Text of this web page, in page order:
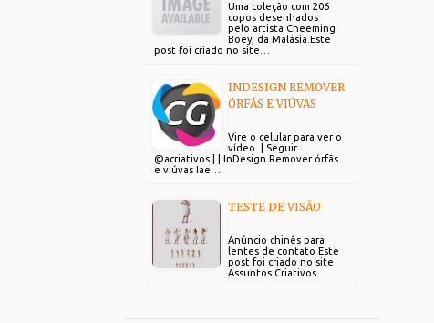
Uma coleção com 206
copos desenhados
pelo artista Cheeming
Boey, da Malásia.Este
post foi criado no site…
INDESIGN REMOVER
ÓRFÃS E VIÚVAS
Vire o celular para ver o
vídeo. | Seguir
@acriativos | | InDesign Remover órfãs
e viúvas Iae…
TESTE DE VISÃO
Anúncio chinês para
lentes de contato Este
post foi criado no site
Assuntos Criativos